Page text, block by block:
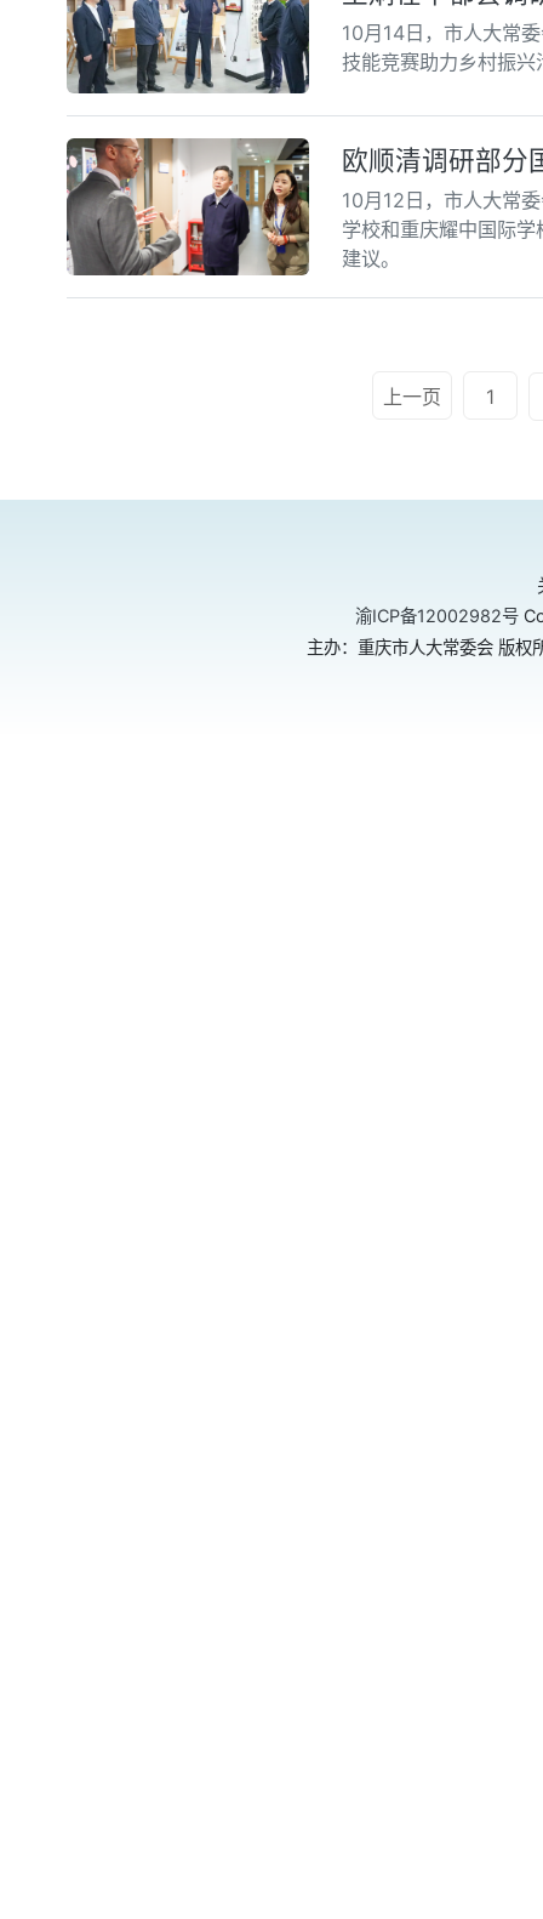
10月14日，市人大常
技能竞赛助力乡村振兴
欧顺清调研部分
10月12日，市人大常
学校和重庆耀中国际
建议。
上一页 1
渝ICP备12002982号
主办：重庆市人大常委会 版